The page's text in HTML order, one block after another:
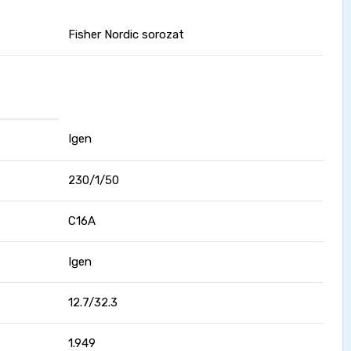
Fisher Nordic sorozat
Igen
230/1/50
C16A
Igen
12.7/32.3
1.949